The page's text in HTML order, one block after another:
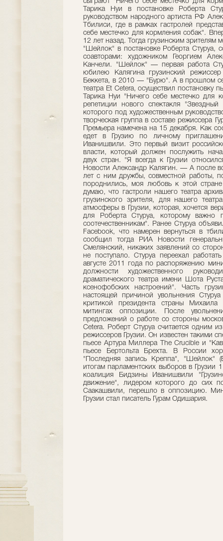
Тарика Нуи в постановке Роберта
руководством народного артиста РФ
Тбилиси, где в рамках гастролей
себе местечко для кормления собак".
12 лет назад. Тогда грузинским зрителям
"Шейлок" в постановке Роберта Стуруа,
соавторами: художником Георгием
Канчели. "Шейлок" — первая работа
юбилею Калягина грузинский
Беккета, в 2010 — "Бурю". А в прошлом
театра Et Cetera, осуществил постановку
Тарика Нуи "Ничего себе местечко для
репетиции нового спектакля
которого под художественным
творческая группа в составе режиссера
Премьера намечена на 15 декабря. Как
едет в Грузию по личному
Иванишвили. Это первый визит
власти, который должен послужить
двух стран. "Я всегда к Грузии
Новости Александр Калягин. — А после
лет с ним дружбы, совместной работы,
породнились, моя любовь к этой
думаю, что гастроли нашего театра
грузинского зрителя, для нашего
атмосферы в Грузии, которая, хочется
для Роберта Стуруа, которому важно
соотечественникам". Ранее Стуруа
Facebook, что намерен вернуться в
сообщил тогда РИА Новости
Смелянский, никаких заявлений со
не поступало. Стуруа переехал
августе 2011 года по распоряжению
должности художественного
драматического театра имени Шота
ксенофобских настроений". Часть
настоящей причиной увольнения
критикой президента страны
митингах оппозиции. После
предложений о работе со стороны
Cetera. Роберт Стуруа считается одним
режиссеров Грузии. Он известен такими
пьесе Артура Миллера The Crucible и
пьесе Бертольта Брехта. В России
"Последняя запись Креппа", "Шейлок"
итогам парламентских выборов в Грузии
коалиция Бидзины Иванишвили
движение", лидером которого до сих
Саакашвили, перешло в оппозицию.
Грузии стал писатель Гурам Одишария.